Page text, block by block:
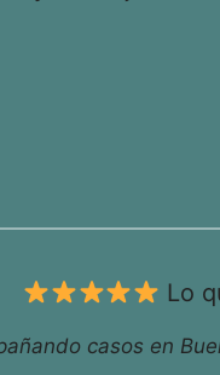
Lo
casos en